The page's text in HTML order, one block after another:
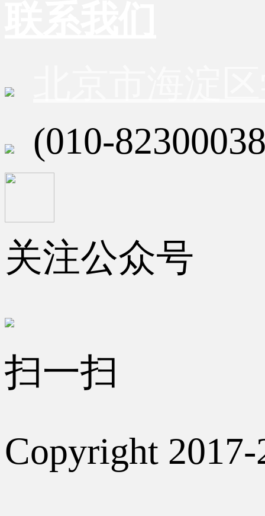
(010-
关注公众号
扫一扫
Copyright